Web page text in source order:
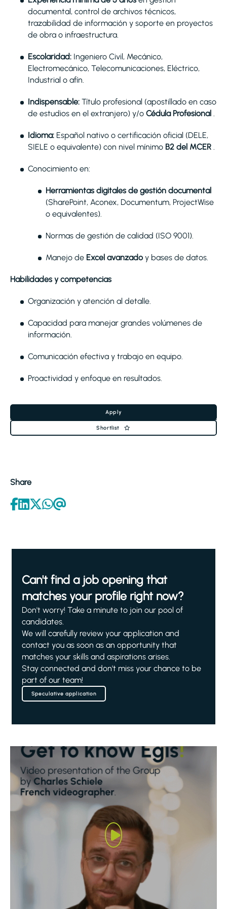
documental, control de archivos técnicos,
trazabilidad de información y soporte en proyectos
de obra o infraestructura.
Escolaridad: Ingeniero Civil, Mecánico,
Electromecánico, Telecomunicaciones, Eléctrico,
Industrial o afín.
Indispensable: Título profesional (apostillado en caso
de estudios en el extranjero) y/o Cédula Profesional .
Idioma: Español nativo o certificación oficial (DELE,
SIELE o equivalente) con nivel mínimo B2 del MCER .
Conocimiento en:
Herramientas digitales de gestión documental
(SharePoint, Aconex, Documentum, ProjectWise
o equivalentes).
Normas de gestión de calidad (ISO 9001).
Manejo de Excel avanzadoy bases de datos.
Habilidades y competencias
Organización y atención al detalle.
Capacidad para manejar grandes volúmenes de
información.
Comunicación efectiva y trabajo en equipo.
Proactividad y enfoque en resultados.
Apply
Shortlist
Share
Can't find a job opening that
matches your profile right now?
Don't worry! Take a minute to join our pool of
candidates.
We will carefully review your application and
contact you as soon as an opportunity that
matches your skills and aspirations arises.
Stay connected and don't miss your chance to be
part of our team!
Speculative application